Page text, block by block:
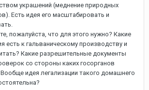
украшений (меднение природных
Есть идея его масштабировать и
пожалуйста, что для этого нужно? Какие
есть к гальваническому производству и
Какие разрешительные документы
со стороны каких госорганов
идея легализации такого домашнего